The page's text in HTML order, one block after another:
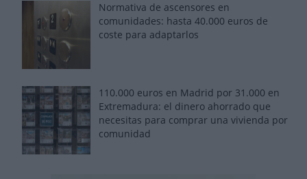
Normativa de ascensores en
comunidades: hasta 40.000 euros de
coste para adaptarlos
110.000 euros en Madrid por 31.000 en
Extremadura: el dinero ahorrado que
necesitas para comprar una vivienda por
comunidad